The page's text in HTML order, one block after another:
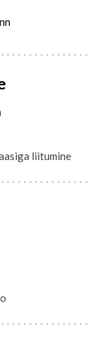
liitumine